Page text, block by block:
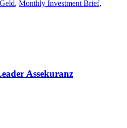
, Monthly Investment Brief,
Assekuranz